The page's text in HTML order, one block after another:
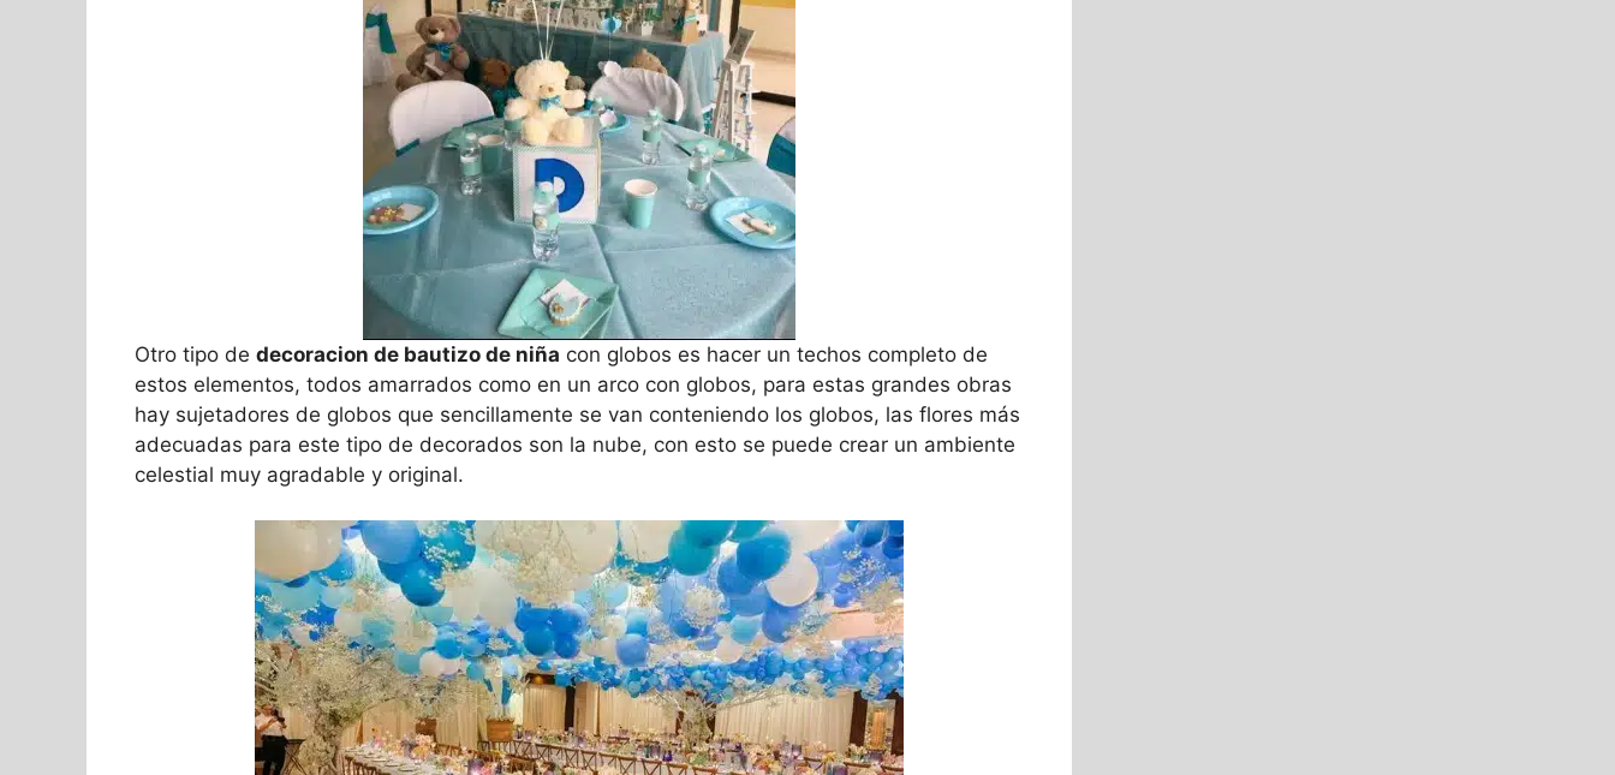
Otro tipo de decoracion de bautizo de niña con globos es hacer un techos completo de
estos elementos, todos amarrados como en un arco con globos, para estas grandes obras
hay sujetadores de globos que sencillamente se van conteniendo los globos, las flores más
adecuadas para este tipo de decorados son la nube, con esto se puede crear un ambiente
celestial muy agradable y original.